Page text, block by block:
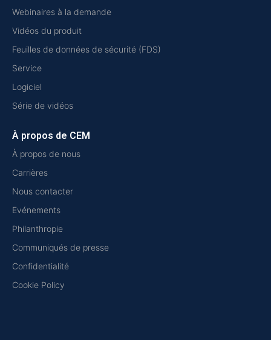
Webinaires à la demande
Vidéos du produit
Feuilles de données de sécurité (FDS)
Service
Logiciel
Série de vidéos
À propos de CEM
À propos de nous
Carrières
Nous contacter
Evénements
Philanthropie
Communiqués de presse
Confidentialité
Cookie Policy